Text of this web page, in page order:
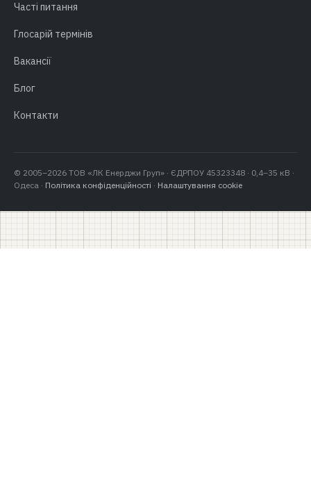
Часті питання
Глосарій термінів
Вакансії
Блог
Контакти
© 2005–2026 ТОВ «ЛК Енерджи Груп» · ЄДРПОУ 45323348 · 0,4–35 кВ ·
Одеса · Політика конфіденційності · Налаштування cookie